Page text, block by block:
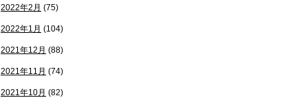
2022年2月 (75)
2022年1月 (104)
2021年12月 (88)
2021年11月 (74)
2021年10月 (82)